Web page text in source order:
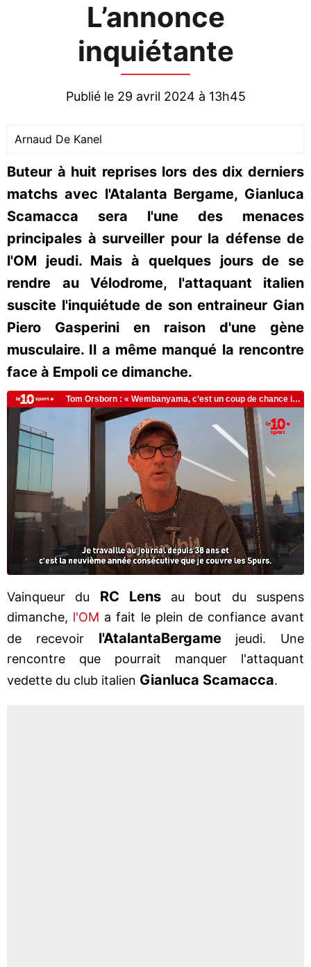
L’annonce
inquiétante
Publié le 29 avril 2024 à 13h45
Arnaud De Kanel
Buteur à huit reprises lors des dix derniers
matchs avec l'Atalanta Bergame, Gianluca
Scamacca sera l'une des menaces
principales à surveiller pour la défense de
l'OM jeudi. Mais à quelques jours de se
rendre au Vélodrome, l'attaquant italien
suscite l'inquiétude de son entraineur Gian
Piero Gasperini en raison d'une gène
musculaire. Il a même manqué la rencontre
face à Empoli ce dimanche.
Vainqueur du RC Lensau bout du suspens
dimanche, l'OM a fait le plein de confiance avant
de recevoir l'AtalantaBergamejeudi. Une
rencontre que pourrait manquer l'attaquant
vedette du club italien Gianluca Scamacca.